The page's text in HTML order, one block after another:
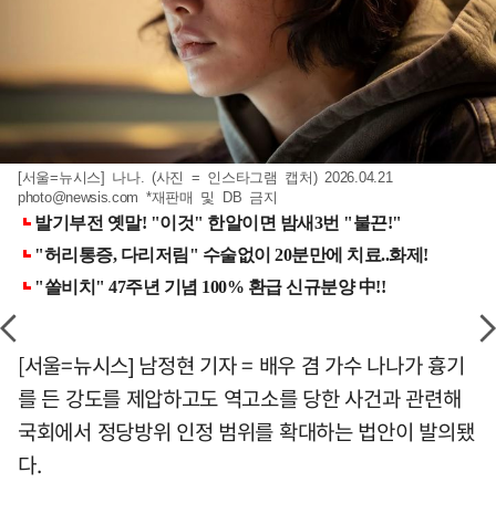
[서울=뉴시스] 나나. (사진 = 인스타그램 캡처) 2026.04.21
photo@newsis.com *재판매 및 DB 금지
[서울=뉴시스] 남정현 기자 = 배우 겸 가수 나나가 흉기
를 든 강도를 제압하고도 역고소를 당한 사건과 관련해
국회에서 정당방위 인정 범위를 확대하는 법안이 발의됐
다.